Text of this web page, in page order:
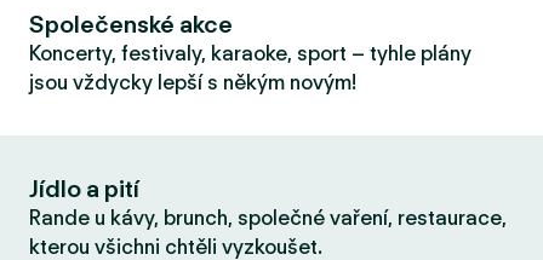
Společenské akce
Koncerty, festivaly, karaoke, sport – tyhle plány
jsou vždycky lepší s někým novým!
Jídlo a pití
Rande u kávy, brunch, společné vaření, restaurace,
kterou všichni chtěli vyzkoušet.